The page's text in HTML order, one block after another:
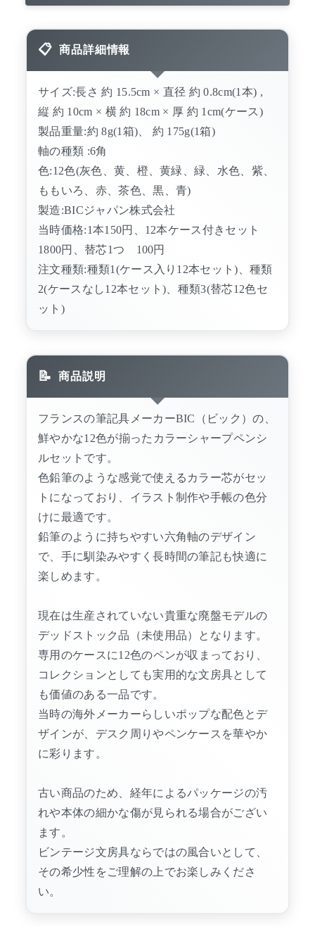
商品詳細情報
サイズ:長さ 約 15.5cm × 直径 約 0.8cm(1本) ,
縦 約 10cm × 横 約 18cm × 厚 約 1cm(ケース)
製品重量:約 8g(1箱)、 約 175g(1箱)
軸の種類 :6角
色:12色(灰色、黄、橙、黄緑、緑、水色、紫、
ももいろ、赤、茶色、黒、青)
製造:BICジャパン株式会社
当時価格:1本150円、12本ケース付きセット
1800円、替芯1つ 100円
注文種類:種類1(ケース入り12本セット)、種類
2(ケースなし12本セット)、種類3(替芯12色セ
ット)
商品説明
フランスの筆記具メーカーBIC（ビック）の、
鮮やかな12色が揃ったカラーシャープペンシ
ルセットです。
色鉛筆のような感覚で使えるカラー芯がセッ
トになっており、イラスト制作や手帳の色分
けに最適です。
鉛筆のように持ちやすい六角軸のデザイン
で、手に馴染みやすく長時間の筆記も快適に
楽しめます。
現在は生産されていない貴重な廃盤モデルの
デッドストック品（未使用品）となります。
専用のケースに12色のペンが収まっており、
コレクションとしても実用的な文房具として
も価値のある一品です。
当時の海外メーカーらしいポップな配色とデ
ザインが、デスク周りやペンケースを華やか
に彩ります。
古い商品のため、経年によるパッケージの汚
れや本体の細かな傷が見られる場合がござい
ます。
ビンテージ文房具ならではの風合いとして、
その希少性をご理解の上でお楽しみくださ
い。